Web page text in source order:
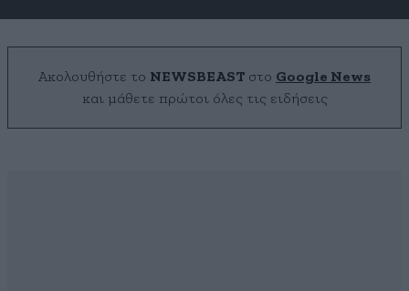
Ακολουθήστε το NEWSBEAST στο Google News
και μάθετε πρώτοι όλες τις ειδήσεις